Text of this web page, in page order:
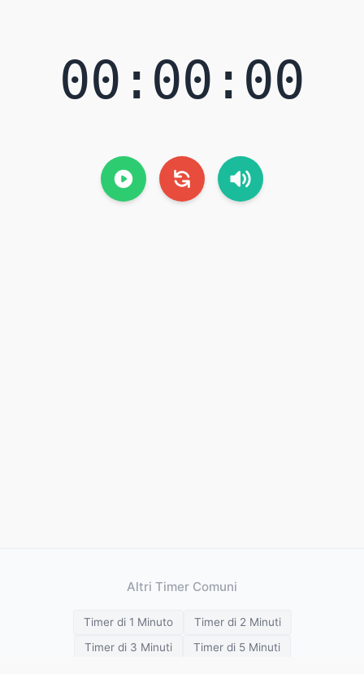
00:00:00
Altri Timer Comuni
Timer di 1 Minuto
Timer di 2 Minuti
Timer di 3 Minuti
Timer di 5 Minuti